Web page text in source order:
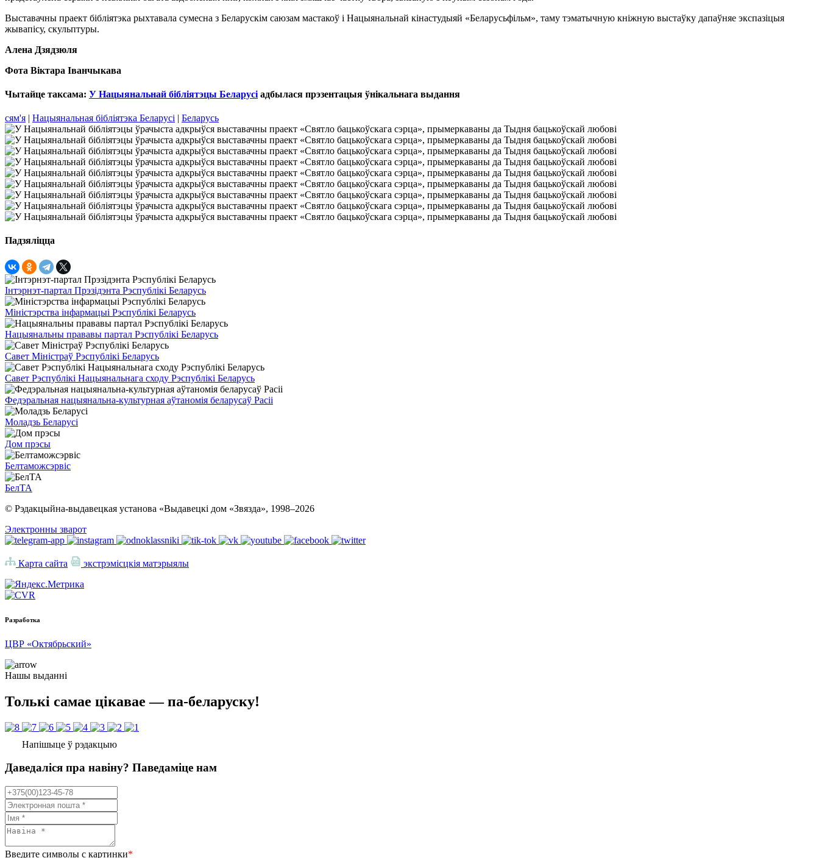
Выставачны праект бібліятэка рыхтавала сумесна з Беларускім саюзам мастакоў і Нацыянальнай кінастудыяй «Беларусьфільм», таму тэматычную кніжную выстаўку дапаўняе экспазіцыя
жывапісу, скульптуры.
Алена Дзядзюля
Фота Віктара Іванчыкава
Чытайце таксама: У Нацыянальнай бібліятэцы Беларусі адбылася прэзентацыя ўнікальнага выдання
сям'я | Нацыянальная бібліятэка Беларусі | Беларусь
Падзяліцца
Інтэрнэт-партал Прэзідэнта Рэспублікі Беларусь
Міністэрства інфармацыі Рэспублікі Беларусь
Нацыянальны прававы партал Рэспублікі Беларусь
Савет Міністраў Рэспублікі Беларусь
Савет Рэспублікі Нацыянальнага сходу Рэспублікі Беларусь
Федэральная нацыянальна-культурная аўтаномія беларусаў Расіі
Моладзь Беларусі
Дом прэсы
Белтаможсэрвіс
БелТА
© Рэдакцыйна-выдавецкая установа «Выдавецкі дом «Звязда», 1998–2026
Электронны зварот
Карта сайта экстрэмісцкія матэрыялы
Разработка
ЦВР «Октябрьский»
Нашы выданні
Толькі самае цікавае — па-беларуску!
Напішыце ў рэдакцыю
Даведаліся пра навіну? Паведаміце нам
Введите символы с картинки*